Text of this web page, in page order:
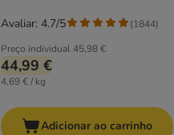
Preço individual45,98 €
44,99 €
4,69 € / kg
Avaliar: 4.7/5 (1844)
Adicionar ao carrinho